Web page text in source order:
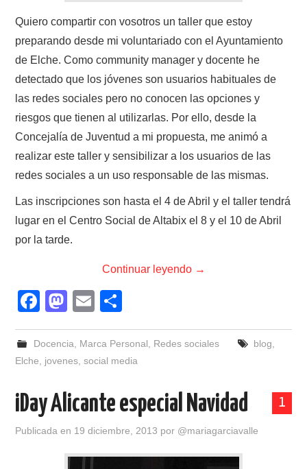
Quiero compartir con vosotros un taller que estoy
preparando desde mi voluntariado con el Ayuntamiento
de Elche. Como community manager y docente he
detectado que los jóvenes son usuarios habituales de
las redes sociales pero no conocen las opciones y
riesgos que tienen al utilizarlas. Por ello, desde la
Concejalía de Juventud a mi propuesta, me animó a
realizar este taller y sensibilizar a los usuarios de las
redes sociales a un uso responsable de las mismas.
Las inscripciones son hasta el 4 de Abril y el taller tendrá
lugar en el Centro Social de Altabix el 8 y el 10 de Abril
por la tarde.
Continuar leyendo →
F
a
c
e
o
o
M
a
st
o
d
o
n
E
m
ail
o
m
p
tir
Docencia Marca Personal Redes sociales blog
Elche
jovenes ,social media
1
iDay Alicante especial Navidad
Publicada en 19 diciembre, 2013 por @mariagarciavalle